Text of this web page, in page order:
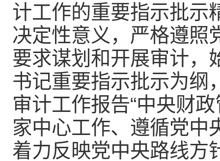
计工作的重要指示批示
决定性意义，严格遵照
要求谋划和开展审计，
书记重要指示批示为纲
审计工作报告“中央财
家中心工作、遵循党中
着力反映党中央路线方